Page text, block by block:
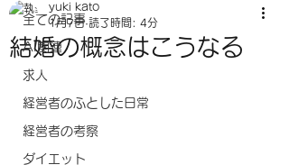
全ての記事
AI関連
求人
経営者のふとした日常
経営者の考察
ダイエット
結婚の概念はこうなる
yuki kato
1月7日 読了時間: 4分